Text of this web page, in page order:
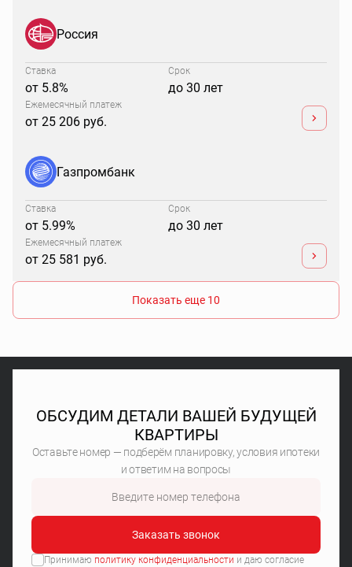
Россия
Ставка
от 5.8%
Срок
до 30 лет
Ежемесячный платеж
от 25 206 руб.
Газпромбанк
Ставка
от 5.99%
Срок
до 30 лет
Ежемесячный платеж
от 25 581 руб.
Показать еще 10
ОБСУДИМ ДЕТАЛИ ВАШЕЙ БУДУЩЕЙ
КВАРТИРЫ
Оставьте номер — подберём планировку, условия ипотеки
и ответим на вопросы
Заказать звонок
Принимаю политику конфиденциальности и даю согласие